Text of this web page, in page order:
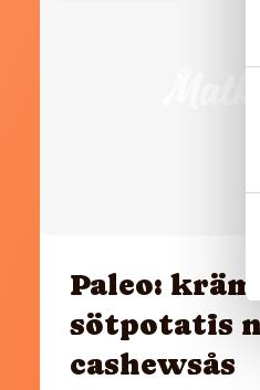
Paleo:
sötpotatis
cashewsås